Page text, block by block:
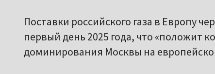
Поставки российского газа в Европу
первый день 2025 года, что «положит
доминирования Москвы на